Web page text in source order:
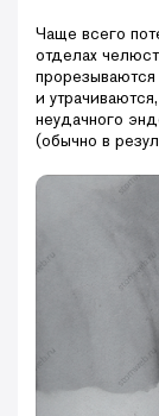
Чаще всего
отделах
и
неудачного
(обычно в